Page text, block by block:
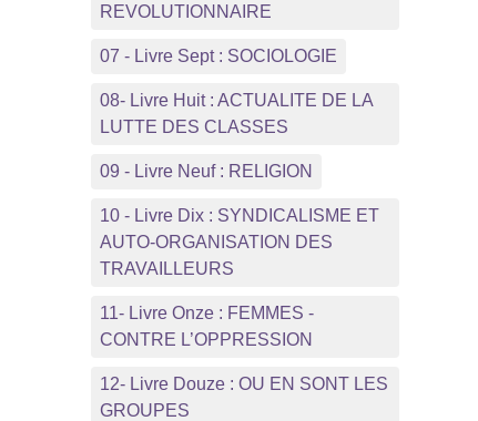
REVOLUTIONNAIRE
07 - Livre Sept : SOCIOLOGIE
08- Livre Huit : ACTUALITE DE LA
LUTTE DES CLASSES
09 - Livre Neuf : RELIGION
10 - Livre Dix : SYNDICALISME ET
AUTO-ORGANISATION DES
TRAVAILLEURS
11- Livre Onze : FEMMES -
CONTRE L’OPPRESSION
12- Livre Douze : OU EN SONT LES
GROUPES